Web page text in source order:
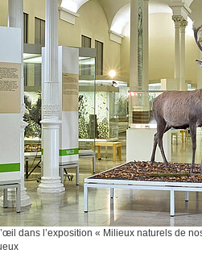
dans l’exposition « Milieux naturels de